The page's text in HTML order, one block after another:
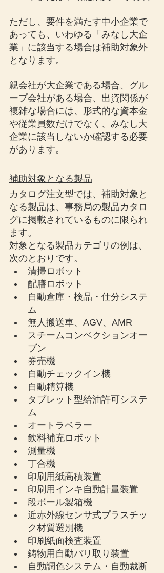
ただし、要件を満たす中小企業で
あっても、いわゆる「みなし大企
業」に該当する場合は補助対象外
となります。
親会社が大企業である場合、グル
ープ会社がある場合、出資関係が
複雑な場合には、形式的な資本金
や従業員数だけでなく、みなし大
企業に該当しないか確認する必要
があります。
補助対象となる製品
カタログ注文型では、補助対象と
なる製品は、事務局の製品カタロ
グに掲載されているものに限られ
ます。
対象となる製品カテゴリの例は、
次のとおりです。
清掃ロボット
配膳ロボット
自動倉庫・検品・仕分システ
ム
無人搬送車、AGV、AMR
スチームコンベクションオー
ブン
券売機
自動チェックイン機
自動精算機
タブレット型給油許可システ
ム
オートラベラー
飲料補充ロボット
測量機
丁合機
印刷用紙高積装置
印刷用インキ自動計量装置
段ボール製箱機
近赤外線センサ式プラスチッ
ク材質選別機
印刷紙面検査装置
鋳物用自動バリ取り装置
自動調色システム・自動裁断